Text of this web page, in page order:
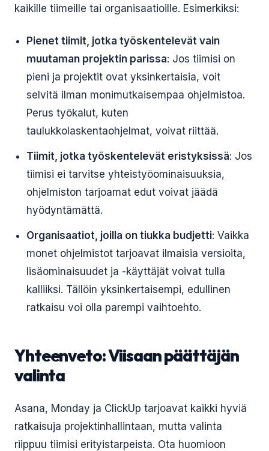
kaikille tiimeille tai organisaatioille. Esimerkiksi:
Pienet tiimit, jotka työskentelevät vain
muutaman projektin parissa: Jos tiimisi on
pieni ja projektit ovat yksinkertaisia, voit
selvitä ilman monimutkaisempaa ohjelmistoa.
Perus työkalut, kuten
taulukkolaskentaohjelmat, voivat riittää.
Tiimit, jotka työskentelevät eristyksissä: Jos
tiimisi ei tarvitse yhteistyöominaisuuksia,
ohjelmiston tarjoamat edut voivat jäädä
hyödyntämättä.
Organisaatiot, joilla on tiukka budjetti: Vaikka
monet ohjelmistot tarjoavat ilmaisia versioita,
lisäominaisuudet ja -käyttäjät voivat tulla
kalliiksi. Tällöin yksinkertaisempi, edullinen
ratkaisu voi olla parempi vaihtoehto.
Yhteenveto: Viisaan päättäjän
valinta
Asana, Monday ja ClickUp tarjoavat kaikki hyviä
ratkaisuja projektinhallintaan, mutta valinta
riippuu tiimisi erityistarpeista. Ota huomioon